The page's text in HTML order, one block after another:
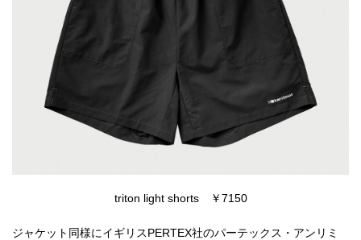
triton light shorts ￥7150
ジャケット同様にイギリスPERTEX社のパーテックス・アンリミ